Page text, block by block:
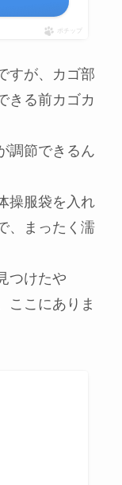
ポチップ
すが、カゴ部
きる前カゴカ
調節できるん
操服袋を入れ
、まったく濡
つけたや
ここにありま